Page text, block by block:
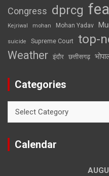
Congress dprcg
Kejriwal mohan Mohan Yadav
suicide Supreme Court top-
Weather इंदौर छत्तीसगढ़
Categories
Calendar